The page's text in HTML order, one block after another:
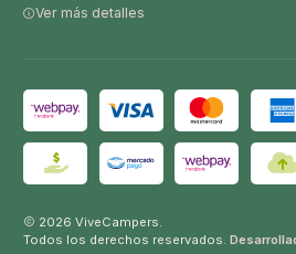
Ver más detalles
2026 ViveCampers.
Todos los derechos reservados.